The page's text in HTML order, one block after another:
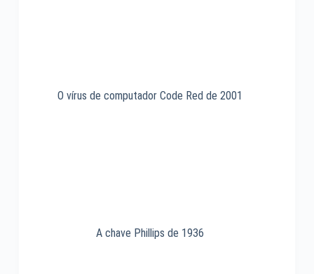
O vírus de computador Code Red de 2001
A chave Phillips de 1936